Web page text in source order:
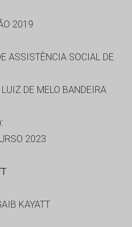
2019
ASSISTÊNCIA SOCIAL DE
DE MELO BANDEIRA
2023
KAYATT